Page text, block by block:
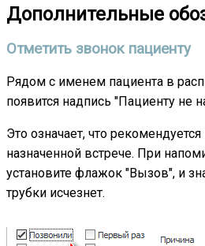
Дополнительные
Отметить звонок пациенту
Рядом с именем пациента в
появится надпись "Пациенту не
Это означает, что
назначенной встрече. При
установите флажок "Вызов", и
трубки исчезнет.